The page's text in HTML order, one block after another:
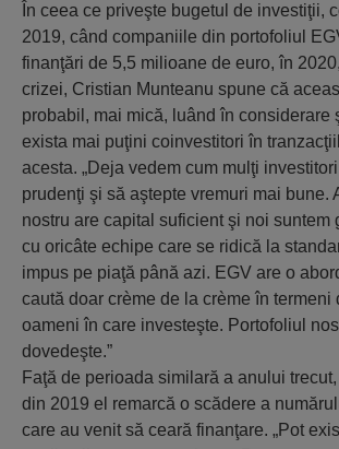
În ceea ce priveşte bugetul de investiţii,
2019, când companiile din portofoliul
finanţări de 5,5 milioane de euro, în
crizei, Cristian Munteanu spune că
probabil, mai mică, luând în considerare
exista mai puţini coinvestitori în
acesta. „Deja vedem cum mulţi
prudenţi şi să aştepte vremuri mai bune.
nostru are capital suficient şi noi suntem
cu oricâte echipe care se ridică la
impus pe piaţă până azi. EGV are o
caută doar crème de la crème în termeni
oameni în care investeşte. Portofoliul
dovedeşte.”
Faţă de perioada similară a anului
din 2019 el remarcă o scădere a
care au venit să ceară finanţare. „Pot